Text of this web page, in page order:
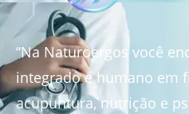
“Na Naturoergos você
integrado e humano em
acupuntura, nutrição e